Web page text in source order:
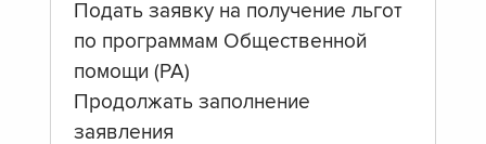
Подать заявку на получение льгот
по программам Общественной
помощи (PA)
Продолжать заполнение
заявления